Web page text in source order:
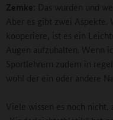
Zemke: Das wurden und
Aber es gibt zwei Aspekte.
kooperiere, ist es ein
Augen aufzuhalten. Wenn
Sportlehrern zudem in
wohl der ein oder andere
Viele wissen es noch nicht,